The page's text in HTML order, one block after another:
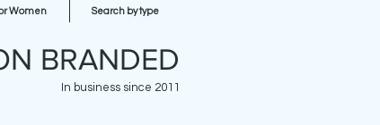
Women Search by type
BRANDED
In business since 2011